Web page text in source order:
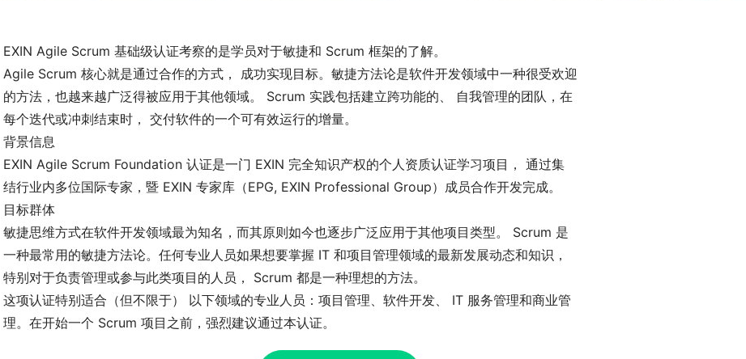
EXIN Agile Scrum 基础级认证考察的是学员对于敏捷和 Scrum 框架的了解。
Agile Scrum 核心就是通过合作的方式， 成功实现目标。敏捷方法论是软件开发领域中一种很受欢迎
的方法，也越来越广泛得被应用于其他领域。 Scrum 实践包括建立跨功能的、 自我管理的团队，在
每个迭代或冲刺结束时， 交付软件的一个可有效运行的增量。
背景信息
EXIN Agile Scrum Foundation 认证是一门 EXIN 完全知识产权的个人资质认证学习项目， 通过集
结行业内多位国际专家，暨 EXIN 专家库（EPG, EXIN Professional Group）成员合作开发完成。
目标群体
敏捷思维方式在软件开发领域最为知名，而其原则如今也逐步广泛应用于其他项目类型。 Scrum 是
一种最常用的敏捷方法论。任何专业人员如果想要掌握 IT 和项目管理领域的最新发展动态和知识，
特别对于负责管理或参与此类项目的人员， Scrum 都是一种理想的方法。
这项认证特别适合（但不限于） 以下领域的专业人员：项目管理、软件开发、 IT 服务管理和商业管
理。在开始一个 Scrum 项目之前，强烈建议通过本认证。